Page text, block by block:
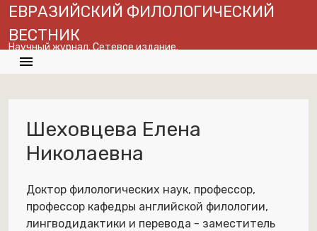
ЕВРАЗИЙСКИЙ ФИЛОЛОГИЧЕСКИЙ
ВЕСТНИК
Научный журнал. Сетевое издание.
search
menu
Шеховцева Елена
Николаевна
Доктор филологических наук, профессор,
профессор кафедры английской филологии,
лингводидактики и перевода - заместитель